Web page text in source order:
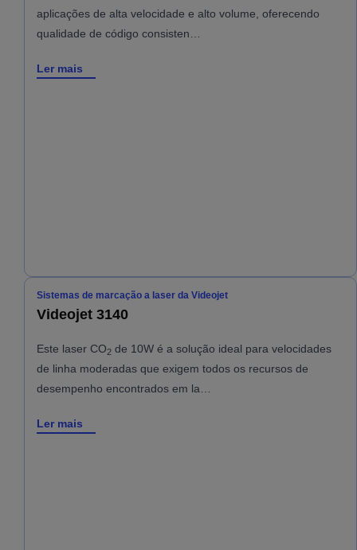
aplicações de alta velocidade e alto volume, oferecendo
qualidade de código consisten…
Ler mais
Sistemas de marcação a laser da Videojet
Videojet 3140
Este laser CO2 de 10W é a solução ideal para velocidades
de linha moderadas que exigem todos os recursos de
desempenho encontrados em la…
Ler mais